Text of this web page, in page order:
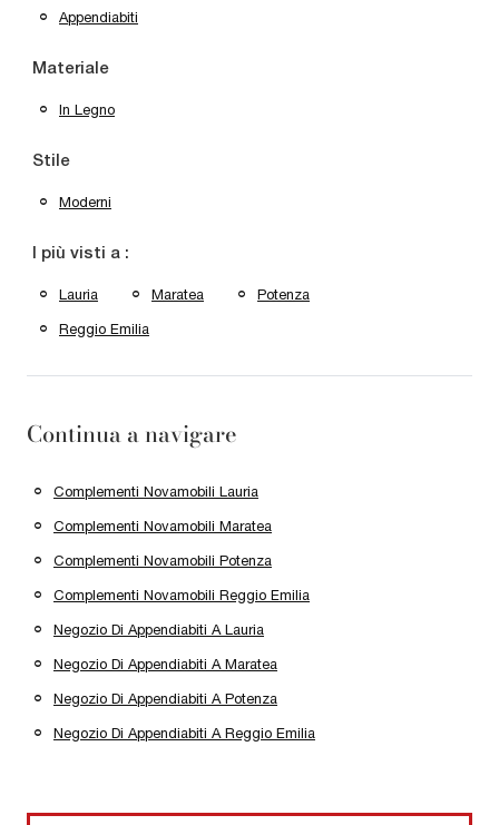
Appendiabiti
Materiale
In Legno
Stile
Moderni
I più visti a :
Lauria Maratea Potenza
Reggio Emilia
Continua a navigare
Complementi Novamobili Lauria
Complementi Novamobili Maratea
Complementi Novamobili Potenza
Complementi Novamobili Reggio Emilia
Negozio Di Appendiabiti A Lauria
Negozio Di Appendiabiti A Maratea
Negozio Di Appendiabiti A Potenza
Negozio Di Appendiabiti A Reggio Emilia